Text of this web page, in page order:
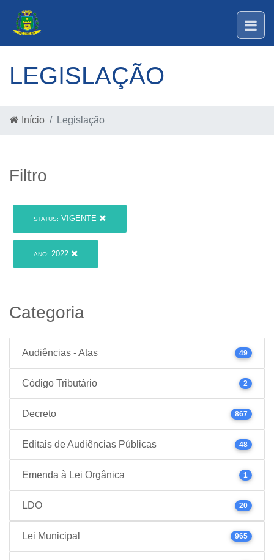
LEGISLAÇÃO
Início Legislação
Filtro
STATUS: VIGENTE
ANO: 2022
Categoria
Audiências - Atas 49
Código Tributário 2
Decreto 867
Editais de Audiências Públicas 48
Emenda à Lei Orgânica 1
LDO 20
Lei Municipal 965